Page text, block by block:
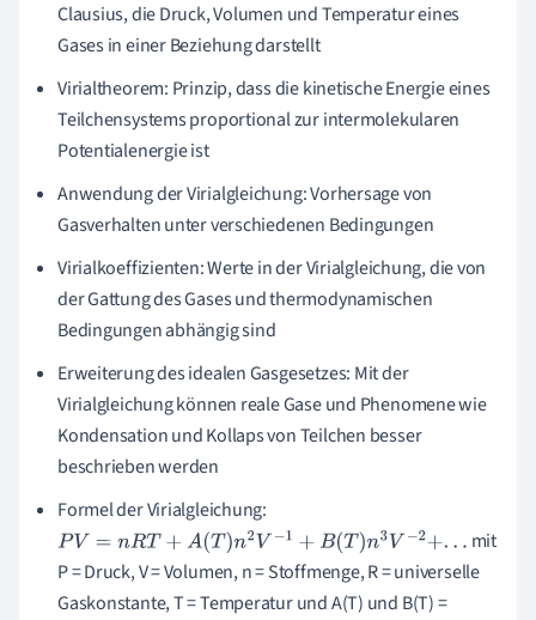
Clausius, die Druck, Volumen und Temperatur eines
Gases in einer Beziehung darstellt
Virialtheorem: Prinzip, dass die kinetische Energie eines
Teilchensystems proportional zur intermolekularen
Potentialenergie ist
Anwendung der Virialgleichung: Vorhersage von
Gasverhalten unter verschiedenen Bedingungen
Virialkoeffizienten: Werte in der Virialgleichung, die von
der Gattung des Gases und thermodynamischen
Bedingungen abhängig sind
Erweiterung des idealen Gasgesetzes: Mit der
Virialgleichung können reale Gase und Phenomene wie
Kondensation und Kollaps von Teilchen besser
beschrieben werden
Formel der Virialgleichung:
PV=nRT+A(T)n2V−1+B(T)n3V−2 +...
mit
P = Druck, V = Volumen, n = Stoffmenge, R = universelle
Gaskonstante, T = Temperatur und A(T) und B(T) =